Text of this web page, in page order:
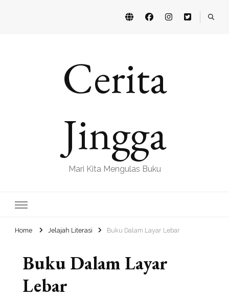
Cerita
Jingga
Mari Kita Mengulas Buku
Home Jelajah Literasi Buku Dalam Layar Lebar
Buku Dalam Layar
Lebar